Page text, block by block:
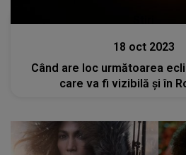
18 oct 2023
Când are loc următoarea
care va fi vizibilă și în